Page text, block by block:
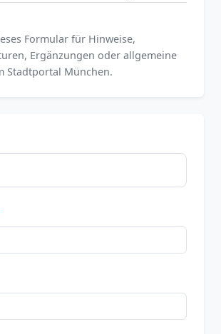
Formular für Hinweise,
Ergänzungen oder allgemeine
Stadtportal München.